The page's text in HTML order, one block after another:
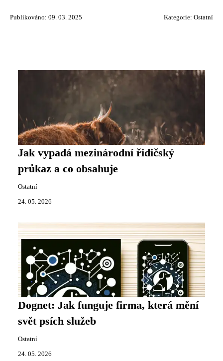
Publikováno: 09. 03. 2025 Kategorie: Ostatní
Jak vypadá mezinárodní řidičský
průkaz a co obsahuje
Ostatní
24. 05. 2026
Dognet: Jak funguje firma, která mění
svět psích služeb
Ostatní
24. 05. 2026